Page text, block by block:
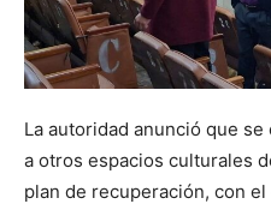
La autoridad anunció que
a otros espacios culturales
plan de recuperación, con